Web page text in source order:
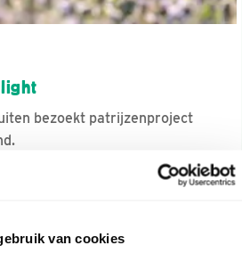
van cookies
bezoekt patrijzenproject